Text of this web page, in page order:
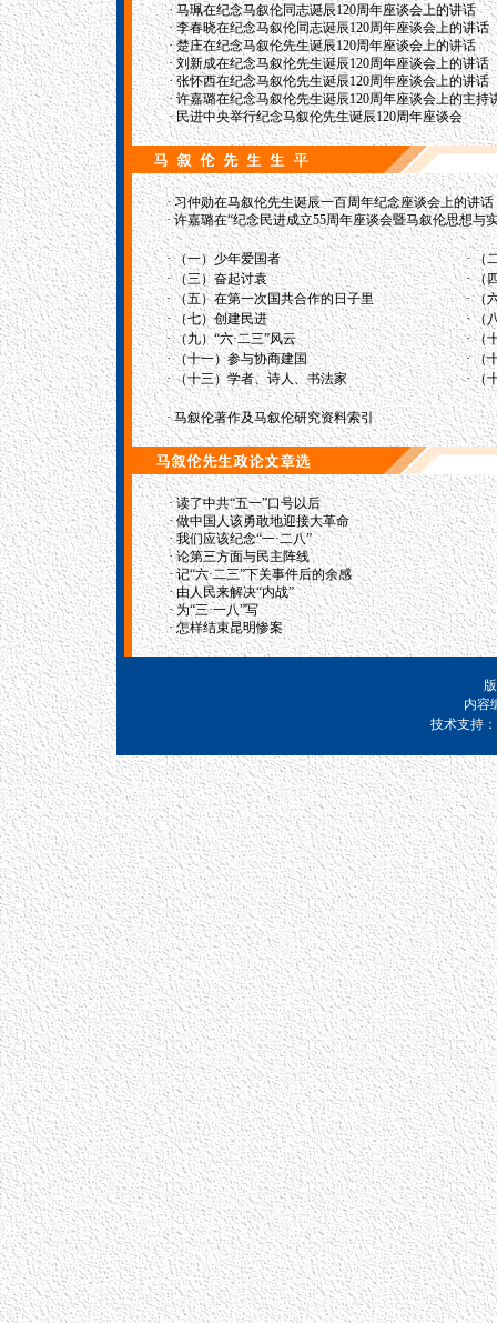
·马珮在纪念马叙伦同志诞辰120周年座谈会上的讲话
·李春晓在纪念马叙伦同志诞辰120周年座谈会上的讲话
·楚庄在纪念马叙伦先生诞辰120周年座谈会上的讲话
·刘新成在纪念马叙伦先生诞辰120周年座谈会上的讲话
·张怀西在纪念马叙伦先生诞辰120周年座谈会上的讲话
·许嘉璐在纪念马叙伦先生诞辰120周年座谈会上的主持
·民进中央举行纪念马叙伦先生诞辰120周年座谈会
·习仲勋在马叙伦先生诞辰一百周年纪念座谈会上的讲话
·许嘉璐在“纪念民进成立55周年座谈会暨马叙伦思想与
·（一）少年爱国者 ·（
·（三）奋起讨袁 ·（
·（五）在第一次国共合作的日子里 ·（
·（七）创建民进 · （
·（九）“六·二三”风云 ·（
·（十一）参与协商建国 ·（
·（十三）学者、诗人、书法家 ·（
·马叙伦著作及马叙伦研究资料索引
·读了中共“五一”口号以后
·做中国人该勇敢地迎接大革命
·我们应该纪念“一·二八”
·论第三方面与民主阵线
·记“六·二三”下关事件后的余感
·由人民来解决“内战”
·为“三·一八”写
·怎样结束昆明惨案
内容
技术支持